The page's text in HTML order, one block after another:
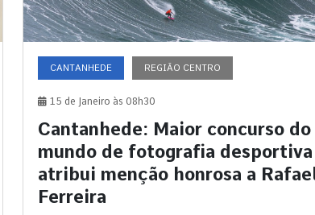
CANTANHEDE REGIÃO CENTRO
15 de Janeiro às 08h30
Cantanhede: Maior concurso do
mundo de fotografia desportiva
atribui menção honrosa a
Ferreira